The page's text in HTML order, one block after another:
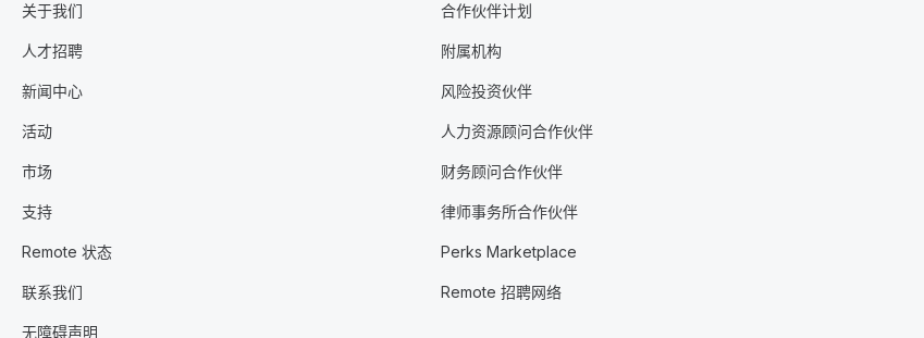
关于我们
人才招聘
新闻中心
活动
市场
支持
Remote 状态
联系我们
无障碍声明
合作伙伴计划
附属机构
风险投资伙伴
人力资源顾问合作伙伴
财务顾问合作伙伴
律师事务所合作伙伴
Perks Marketplace
Remote 招聘网络